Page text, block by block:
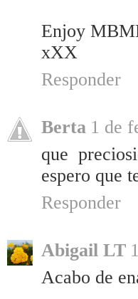
Enjoy
xXX
Responder
Berta 1 de
que
espero que
Responder
Abigail LT
Acabo de